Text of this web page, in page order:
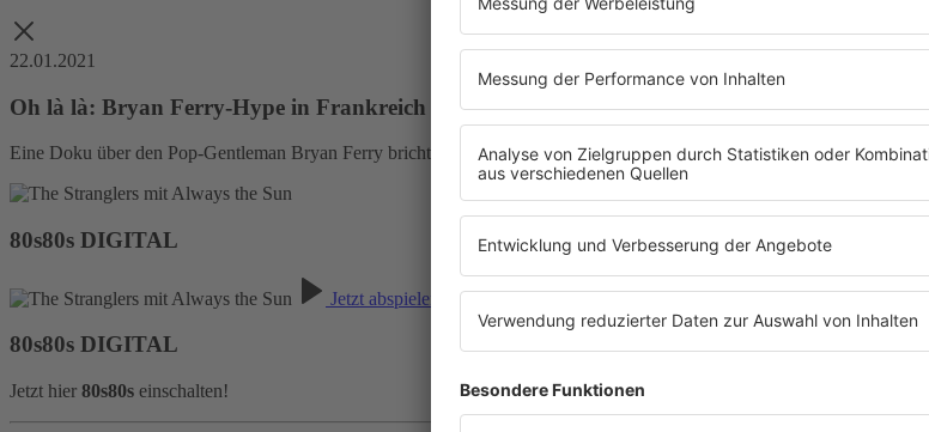
22.01.2021
Oh là là: Bryan Ferry-Hype in Frankreich
Eine Doku über den Pop-Gentleman Bryan Ferry bricht alle Rekorde. Jetzt noch schnell ansehen!
80s80s DIGITAL
Jetzt abspielen
80s80s DIGITAL
Jetzt hier 80s80s einschalten!